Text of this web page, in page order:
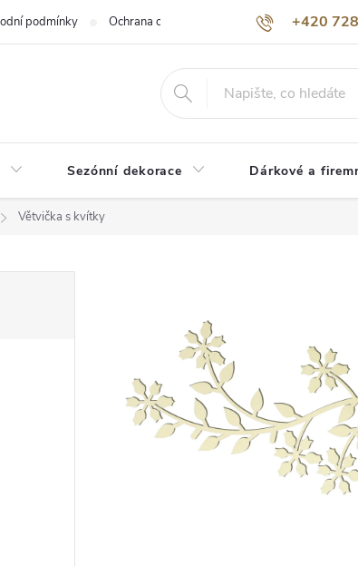
+420
podmínky Ochrana osobních údajů O nás
Sezónní dekorace Dárkové a
Větvička s kvítky